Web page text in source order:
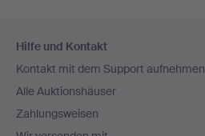
Navigation
Hilfe und Kontakt
Kontakt mit dem Support aufnehmen
Alle Auktionshäuser
Zahlungsweisen